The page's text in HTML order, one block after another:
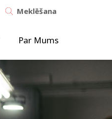
Meklēšana
Par Mums